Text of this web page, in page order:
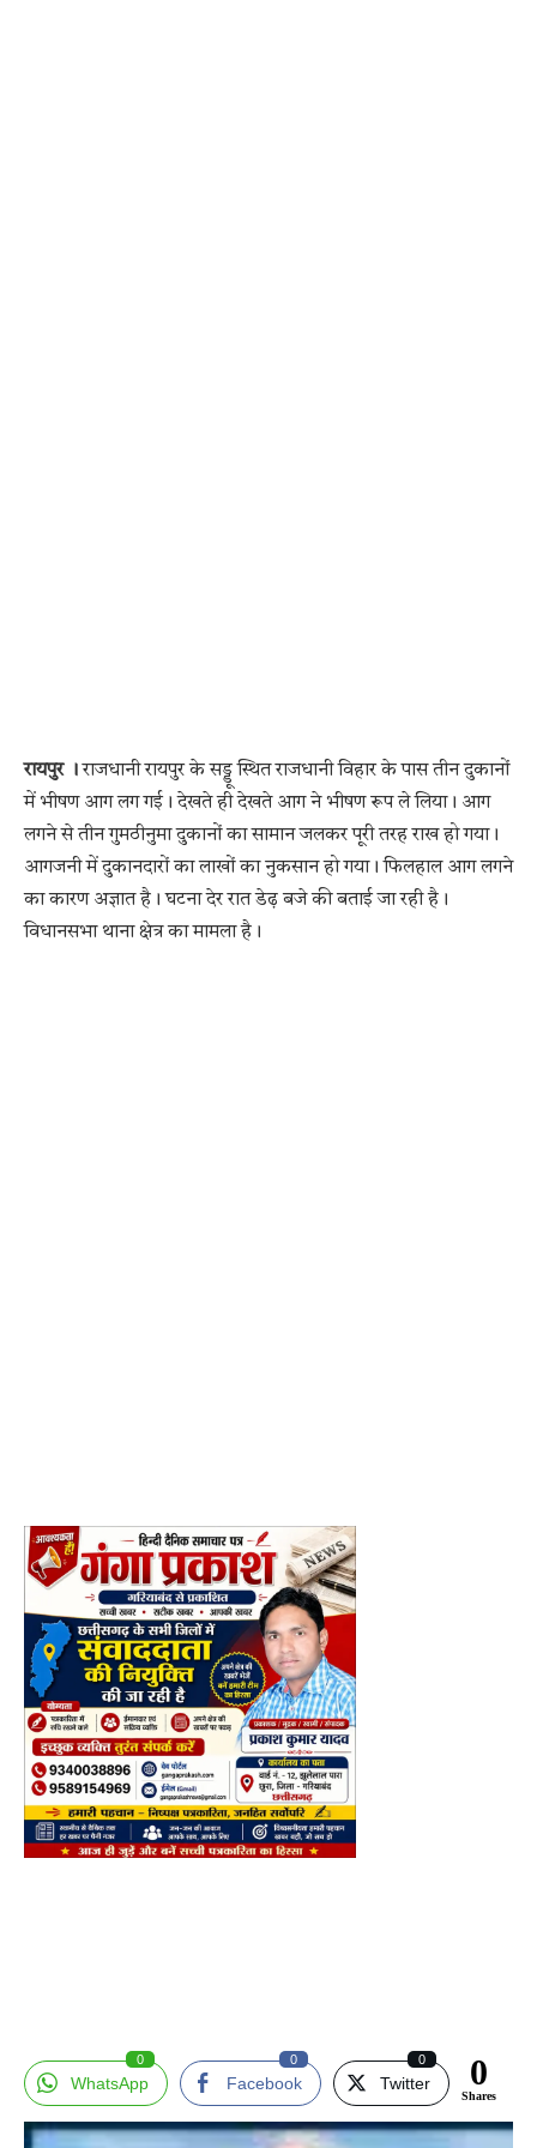
रायपुर । राजधानी रायपुर के सड्डू स्थित राजधानी विहार के पास तीन दुकानों
में भीषण आग लग गई। देखते ही देखते आग ने भीषण रूप ले लिया। आग
लगने से तीन गुमठीनुमा दुकानों का सामान जलकर पूरी तरह राख हो गया।
आगजनी में दुकानदारों का लाखों का नुकसान हो गया। फिलहाल आग लगने
का कारण अज्ञात है। घटना देर रात डेढ़ बजे की बताई जा रही है।
विधानसभा थाना क्षेत्र का मामला है।
WhatsApp
0
Facebook
0
Twitter
0 0
Shares